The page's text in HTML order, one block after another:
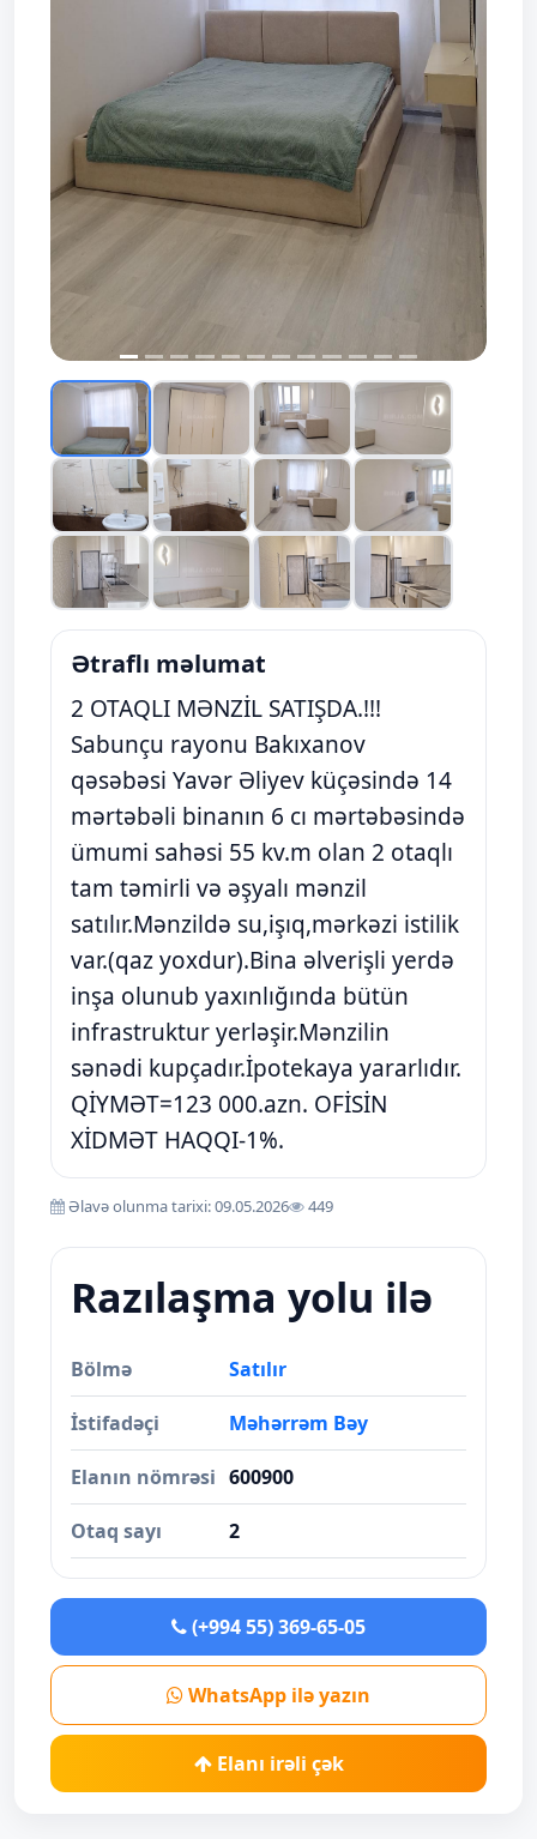
Ətraflı məlumat
2 OTAQLI MƏNZİL SATIŞDA.!!!
Sabunçu rayonu Bakıxanov
qəsəbəsi Yavər Əliyev küçəsində 14
mərtəbəli binanın 6 cı mərtəbəsində
ümumi sahəsi 55 kv.m olan 2 otaqlı
tam təmirli və əşyalı mənzil
satılır.Mənzildə su,işıq,mərkəzi istilik
var.(qaz yoxdur).Bina əlverişli yerdə
inşa olunub yaxınlığında bütün
infrastruktur yerləşir.Mənzilin
sənədi kupçadır.İpotekaya yararlıdır.
QİYMƏT=123 000.azn. OFİSİN
XİDMƏT HAQQI-1%.
Əlavə olunma tarixi: 09.05.2026 449
Razılaşma yolu ilə
Bölmə Satılır
İstifadəçi Məhərrəm Bəy
Elanın nömrəsi 600900
Otaq sayı 2
(+994 55) 369-65-05
WhatsApp ilə yazın
Elanı irəli çək